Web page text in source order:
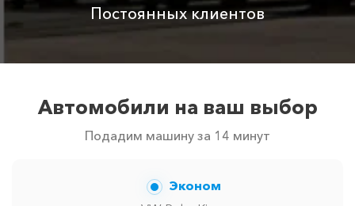
Постоянных клиентов
Автомобили на ваш выбор
Подадим машину за 14 минут
Эконом